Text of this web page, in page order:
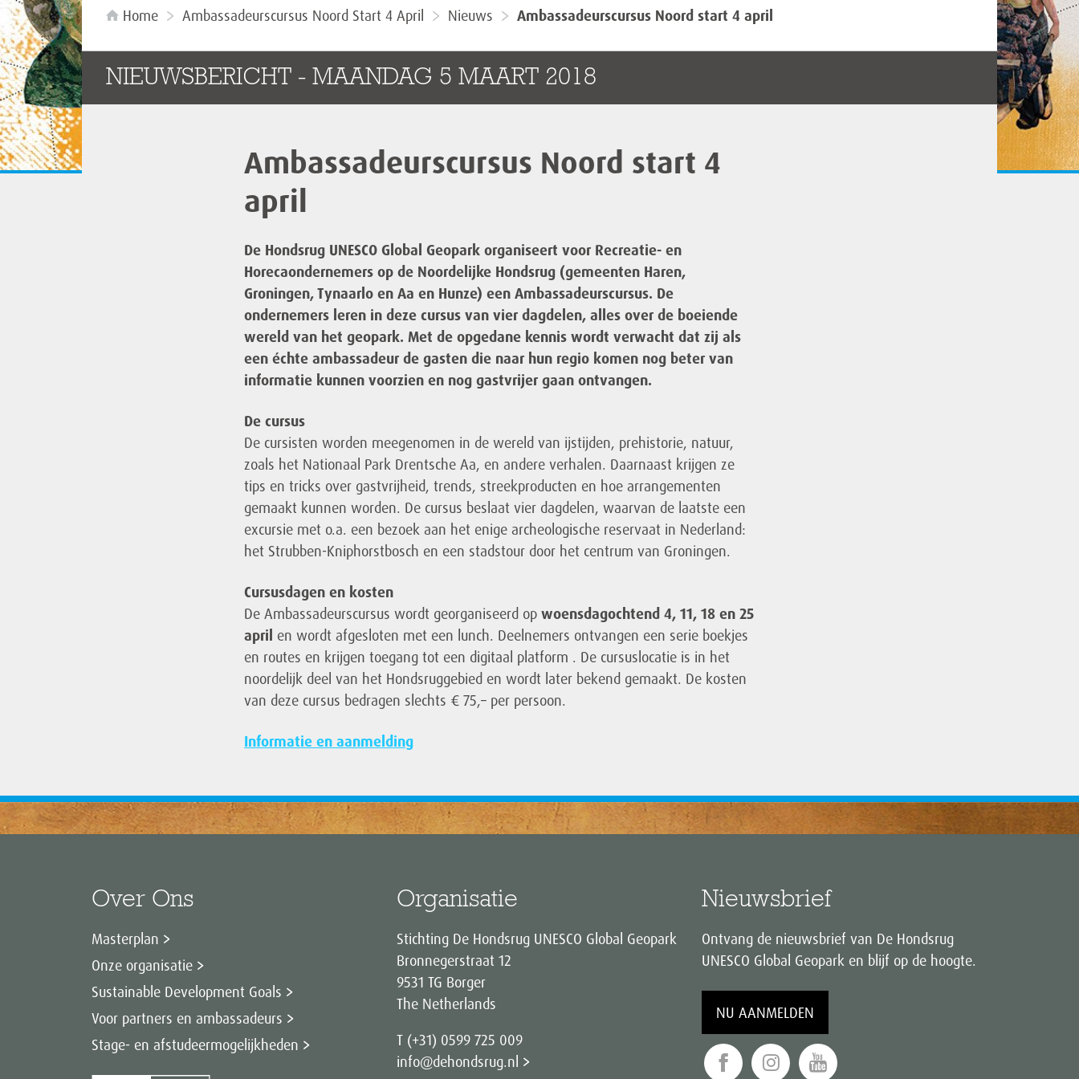
Home Ambassadeurscursus Noord Start 4 April Nieuws Ambassadeurscursus Noord start 4 april
NIEUWSBERICHT - MAANDAG 5 MAART 2018
Ambassadeurscursus Noord start 4
april
De Hondsrug UNESCO Global Geopark organiseert voor Recreatie- en
Horecaondernemers op de Noordelijke Hondsrug (gemeenten Haren,
Groningen, Tynaarlo en Aa en Hunze) een Ambassadeurscursus. De
ondernemers leren in deze cursus van vier dagdelen, alles over de boeiende
wereld van het geopark. Met de opgedane kennis wordt verwacht dat zij als
een échte ambassadeur de gasten die naar hun regio komen nog beter van
informatie kunnen voorzien en nog gastvrijer gaan ontvangen.
De cursus
De cursisten worden meegenomen in de wereld van ijstijden, prehistorie, natuur,
zoals het Nationaal Park Drentsche Aa, en andere verhalen. Daarnaast krijgen ze
tips en tricks over gastvrijheid, trends, streekproducten en hoe arrangementen
gemaakt kunnen worden. De cursus beslaat vier dagdelen, waarvan de laatste een
excursie met o.a. een bezoek aan het enige archeologische reservaat in Nederland:
het Strubben-Kniphorstbosch en een stadstour door het centrum van Groningen.
Cursusdagen en kosten
De Ambassadeurscursus wordt georganiseerd op woensdagochtend 4, 11, 18 en 25
april en wordt afgesloten met een lunch. Deelnemers ontvangen een serie boekjes
en routes en krijgen toegang tot een digitaal platform . De cursuslocatie is in het
noordelijk deel van het Hondsruggebied en wordt later bekend gemaakt. De kosten
van deze cursus bedragen slechts € 75,– per persoon.
Informatie en aanmelding
Over Ons
Masterplan
Onze organisatie
Sustainable Development Goals
Voor partners en ambassadeurs
Stage- en afstudeermogelijkheden
Organisatie
Stichting De Hondsrug UNESCO Global Geopark
Bronnegerstraat 12
9531 TG Borger
The Netherlands
T (+31) 0599 725 009
info@dehondsrug.nl
Nieuwsbrief
Ontvang de nieuwsbrief van De Hondsrug
UNESCO Global Geopark en blijf op de hoogte.
NU AANMELDEN